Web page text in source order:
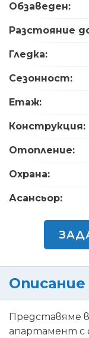
Обзаведен:
Разстояние
Гледка:
Сезонност:
Етаж:
Конструкция:
Отопление:
Охрана:
Асансьор:
Описание
Представяме
апартамент с